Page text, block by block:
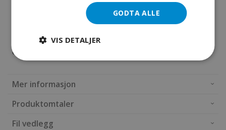
Løftebukken har et praktisk design som gjør den meget
stødig, lett å vedlikeholde og montere.
Løftebukken består av fire stolper, oljesylinder, hydraulisk
drivenhet, koplingsmekanisme og utstyr mot oljerørlekkasje.
Mer informasjon
Produktomtaler
Fil vedlegg
GODTA ALLE
VIS DETALJER